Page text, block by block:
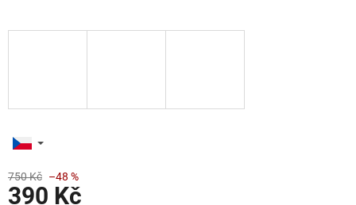
750 Kč –48 %
390 Kč